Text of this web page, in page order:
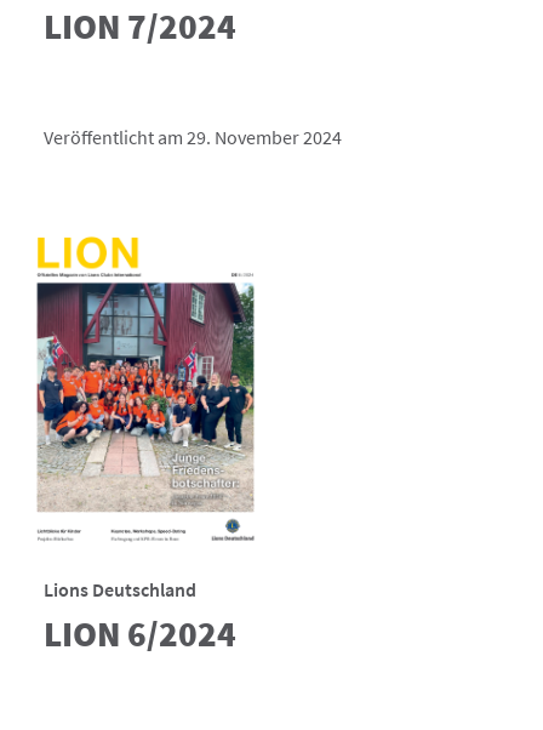
LION 7/2024
Veröffentlicht am 29. November 2024
Lions Deutschland
LION 6/2024